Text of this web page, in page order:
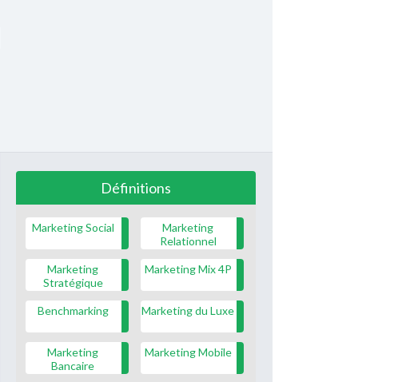
Définitions
Marketing Social
Marketing
Relationnel
Marketing
Stratégique
Marketing Mix 4P
Benchmarking Marketing du Luxe
Marketing
Bancaire
Marketing Mobile